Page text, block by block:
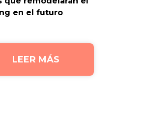
en el futuro.
LEER MÁS